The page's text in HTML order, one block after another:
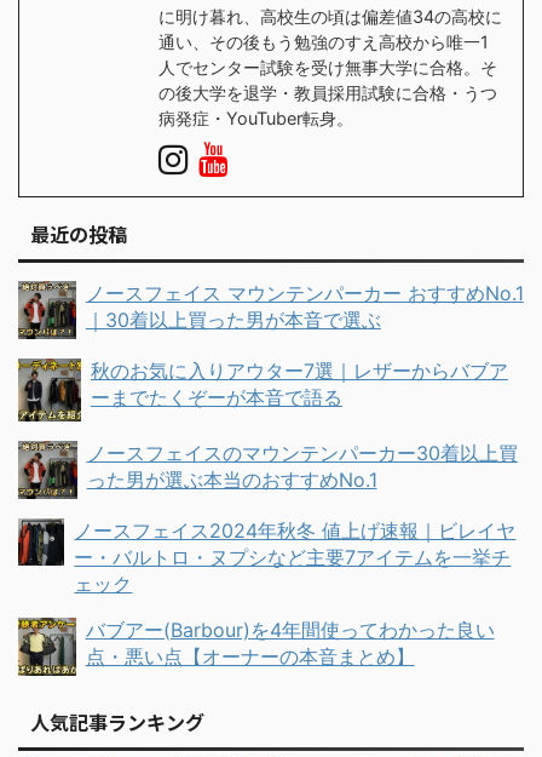
に明け暮れ、高校生の頃は偏差値34の高校に
通い、その後もう勉強のすえ高校から唯一1
人でセンター試験を受け無事大学に合格。そ
の後大学を退学・教員採用試験に合格・うつ
病発症・YouTuber転身。
最近の投稿
ノースフェイス マウンテンパーカー おすすめNo.1
｜30着以上買った男が本音で選ぶ
秋のお気に入りアウター7選｜レザーからバブア
ーまでたくぞーが本音で語る
ノースフェイスのマウンテンパーカー30着以上買
った男が選ぶ本当のおすすめNo.1
ノースフェイス2024年秋冬 値上げ速報｜ビレイヤ
ー・バルトロ・ヌプシなど主要7アイテムを一挙チ
ェック
バブアー(Barbour)を4年間使ってわかった良い
点・悪い点【オーナーの本音まとめ】
人気記事ランキング